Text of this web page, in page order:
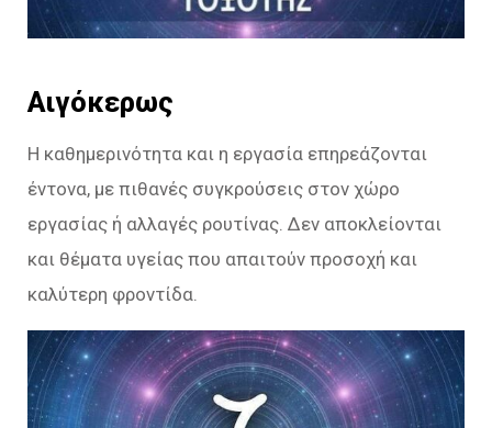
Αιγόκερως
Η καθημερινότητα και η εργασία επηρεάζονται
έντονα, με πιθανές συγκρούσεις στον χώρο
εργασίας ή αλλαγές ρουτίνας. Δεν αποκλείονται
και θέματα υγείας που απαιτούν προσοχή και
καλύτερη φροντίδα.